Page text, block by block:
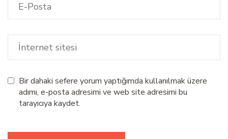
Bir dahaki sefere yorum yaptığımda kullanılmak üzere
adımı, e-posta adresimi ve web site adresimi bu
tarayıcıya kaydet.